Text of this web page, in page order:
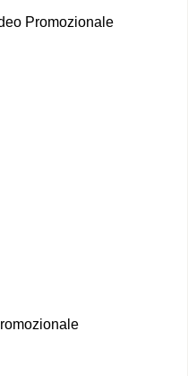
Promozionale